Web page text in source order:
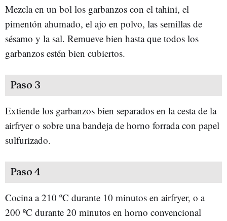
Mezcla en un bol los garbanzos con el tahini, el
pimentón ahumado, el ajo en polvo, las semillas de
sésamo y la sal. Remueve bien hasta que todos los
garbanzos estén bien cubiertos.
Paso 3
Extiende los garbanzos bien separados en la cesta de la
airfryer o sobre una bandeja de horno forrada con papel
sulfurizado.
Paso 4
Cocina a 210 ºC durante 10 minutos en airfryer, o a
200 ºC durante 20 minutos en horno convencional